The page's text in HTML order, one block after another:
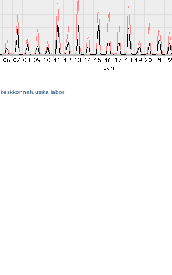
keskkonnafüüsika labor